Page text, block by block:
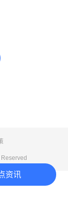
资讯